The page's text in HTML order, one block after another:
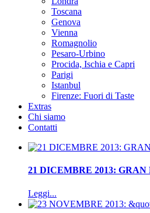
Toscana
Genova
Vienna
Romagnolio
Pesaro-Urbino
Procida, Ischia e Capri
Parigi
Istanbul
Firenze: Fuori di Taste
Extras
Chi siamo
Contatti
21 DICEMBRE 2013:
Leggi...